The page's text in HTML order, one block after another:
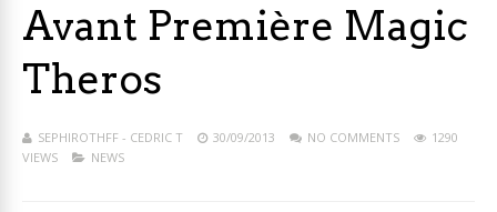
Avant Première Magic
Theros
SEPHIROTHFF - CEDRIC T 30/09/2013 NO COMMENTS
1290
VIEWS
NEWS